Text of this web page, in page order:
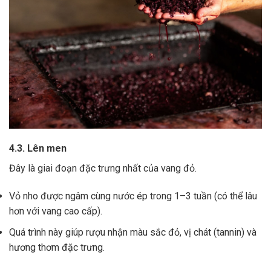
4.3. Lên men
Đây là giai đoạn đặc trưng nhất của vang đỏ.
Vỏ nho được ngâm cùng nước ép trong 1–3 tuần (có thể lâu
hơn với vang cao cấp).
Quá trình này giúp rượu nhận màu sắc đỏ, vị chát (tannin) và
hương thơm đặc trưng.